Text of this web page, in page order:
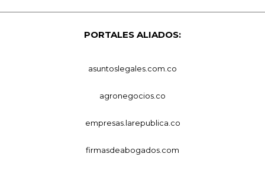
PORTALES ALIADOS:
asuntoslegales.com.co
agronegocios.co
empresas.larepublica.co
firmasdeabogados.com